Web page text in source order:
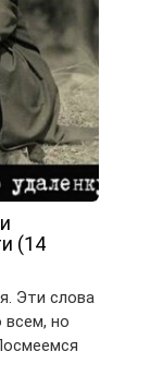
(14
Эти слова
всем, но